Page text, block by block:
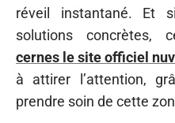
réveil instantané. Et
solutions concrètes,
cernes le site officiel
à attirer l’attention,
prendre soin de cette